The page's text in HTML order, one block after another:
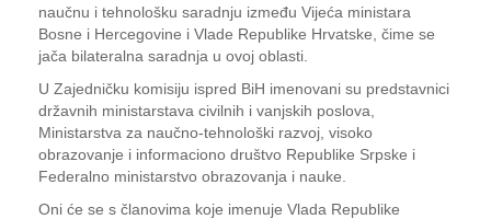
naučnu i tehnološku saradnju između Vijeća ministara
Bosne i Hercegovine i Vlade Republike Hrvatske, čime se
jača bilateralna saradnja u ovoj oblasti.
U Zajedničku komisiju ispred BiH imenovani su predstavnici
državnih ministarstava civilnih i vanjskih poslova,
Ministarstva za naučno-tehnološki razvoj, visoko
obrazovanje i informaciono društvo Republike Srpske i
Federalno ministarstvo obrazovanja i nauke.
Oni će se s članovima koje imenuje Vlada Republike